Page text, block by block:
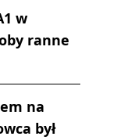
w
ranne
na
był